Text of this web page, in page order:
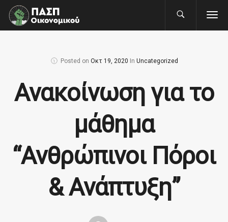
Posted on Οκτ 19, 2020 In Uncategorized
Ανακοίνωση για το
μάθημα
“Ανθρώπινοι Πόροι
& Ανάπτυξη”